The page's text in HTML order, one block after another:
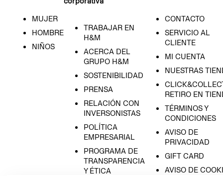
MUJER
HOMBRE
NIÑOS
TRABAJAR EN
H&M
ACERCA DEL
GRUPO H&M
SOSTENIBILIDAD
PRENSA
RELACIÓN CON
INVERSONISTAS
POLÍTICA
EMPRESARIAL
PROGRAMA DE
TRANSPARENCIA
Y ÉTICA
CONTACTO
SERVICIO AL
CLIENTE
MI CUENTA
NUESTRAS
RETIRO EN
TÉRMINOS Y
CONDICIONES
AVISO DE
PRIVACIDAD
GIFT CARD
AVISO DE